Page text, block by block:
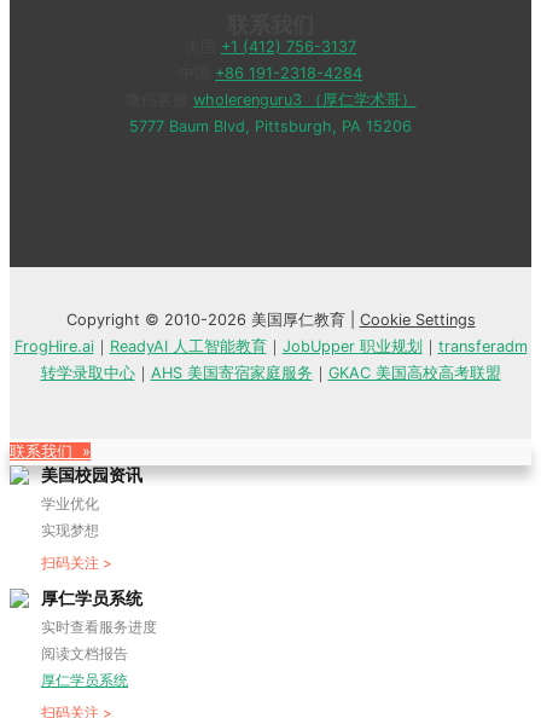
+1 (412) 756-3137
+86 191-2318-4284
wholerenguru3 （厚仁学术哥）
5777 Baum Blvd, Pittsburgh, PA 15206
Copyright © 2010-2026 美国厚仁教育 | Cookie Settings
FrogHire.ai｜ ReadyAI 人工智能教育｜ JobUpper 职业规划 ｜ transferadm
转学录取中心｜ AHS 美国寄宿家庭服务 ｜ GKAC 美国高校高考联盟
联系我们 »
美国校园资讯
学业优化
实现梦想
扫码关注 >
厚仁学员系统
实时查看服务进度
阅读文档报告
厚仁学员系统
扫码关注 >